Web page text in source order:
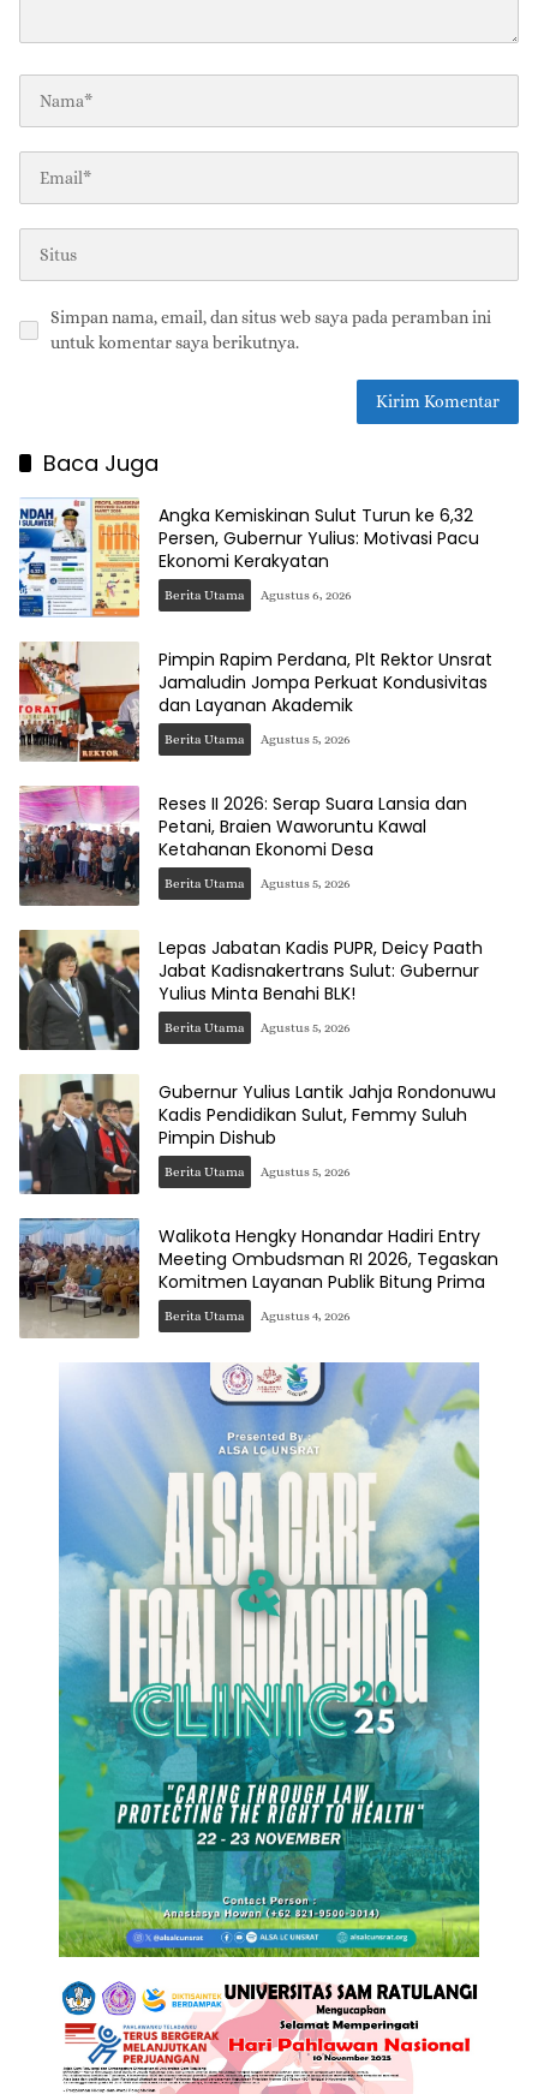
Simpan nama, email, dan situs web saya pada peramban ini
untuk komentar saya berikutnya.
Baca Juga
Angka Kemiskinan Sulut Turun ke 6,32
Persen, Gubernur Yulius: Motivasi Pacu
Ekonomi Kerakyatan
Berita Utama Agustus 6, 2026
Pimpin Rapim Perdana, Plt Rektor Unsrat
Jamaludin Jompa Perkuat Kondusivitas
dan Layanan Akademik
Berita Utama Agustus 5, 2026
Reses II 2026: Serap Suara Lansia dan
Petani, Braien Waworuntu Kawal
Ketahanan Ekonomi Desa
Berita Utama Agustus 5, 2026
Lepas Jabatan Kadis PUPR, Deicy Paath
Jabat Kadisnakertrans Sulut: Gubernur
Yulius Minta Benahi BLK!
Berita Utama Agustus 5, 2026
Gubernur Yulius Lantik Jahja Rondonuwu
Kadis Pendidikan Sulut, Femmy Suluh
Pimpin Dishub
Berita Utama Agustus 5, 2026
Walikota Hengky Honandar Hadiri Entry
Meeting Ombudsman RI 2026, Tegaskan
Komitmen Layanan Publik Bitung Prima
Berita Utama Agustus 4, 2026